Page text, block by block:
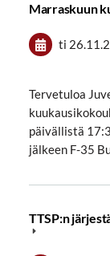
Marraskuun
ti
Tervetuloa
päivällistä
jälkeen F-35
TTSP:n